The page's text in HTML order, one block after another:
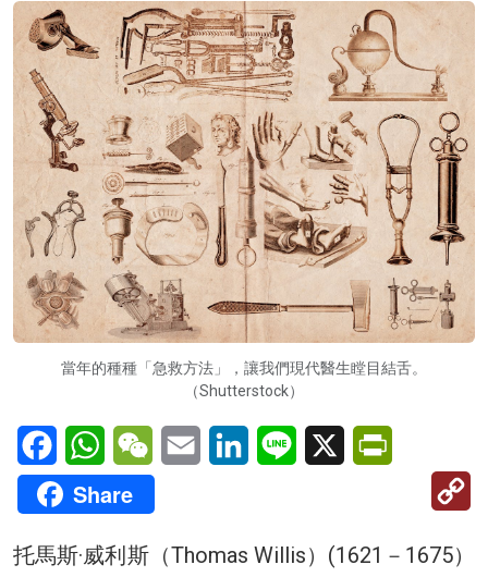
當年的種種「急救方法」，讓我們現代醫生瞠目結舌。
（Shutterstock）
FacebookWhatsAppWeChatEmail LinkedInLine X
Share
托馬斯·威利斯（Thomas Willis）(1621－1675）